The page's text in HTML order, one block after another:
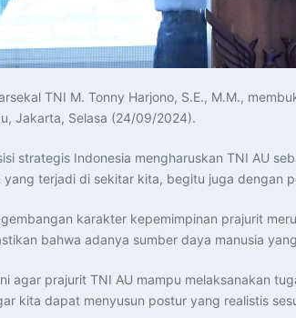
TNI M. Tonny Harjono, S.E., M.M.,
Jakarta, Selasa (24/09/2024).
strategis Indonesia mengharuskan TNI AU
terjadi di sekitar kita, begitu juga dengan
karakter kepemimpinan prajurit
bahwa adanya sumber daya manusia
agar prajurit TNI AU mampu melaksanakan
kita dapat menyusun postur yang realistis